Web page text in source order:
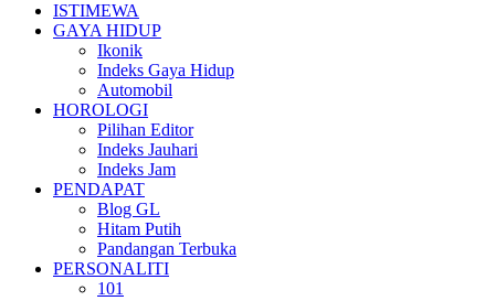
ISTIMEWA
GAYA HIDUP
Ikonik
Indeks Gaya Hidup
Automobil
HOROLOGI
Pilihan Editor
Indeks Jauhari
Indeks Jam
PENDAPAT
Blog GL
Hitam Putih
Pandangan Terbuka
PERSONALITI
101